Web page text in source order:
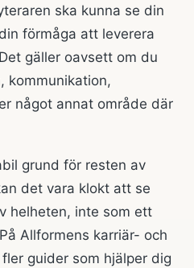
ska kunna se din
förmåga att leverera
gäller oavsett om du
kommunikation,
något annat område där
grund för resten av
det vara klokt att se
helheten, inte som ett
Allformens karriär- och
guider som hjälper dig